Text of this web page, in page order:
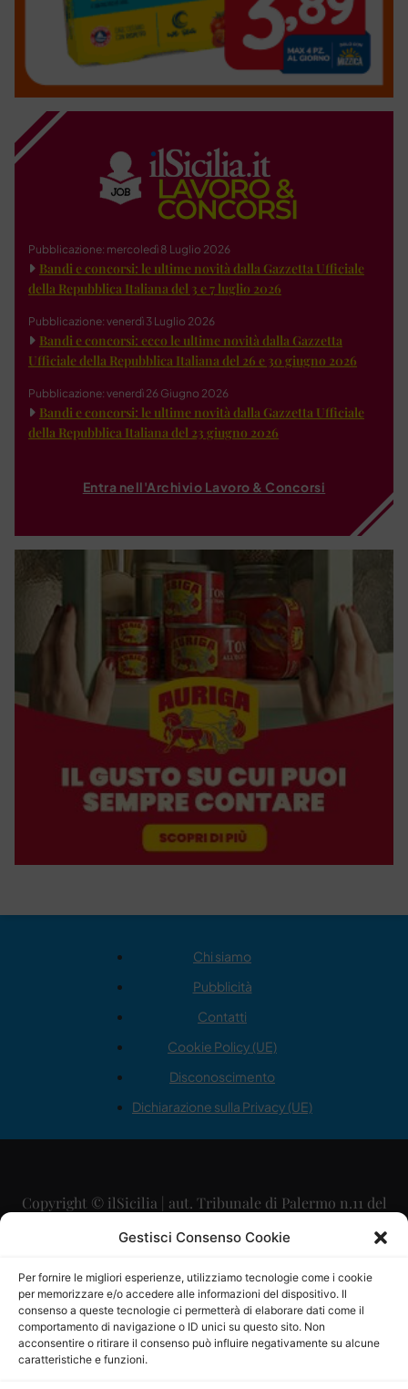
Gestisci Consenso Cookie
Per fornire le migliori esperienze, utilizziamo tecnologie come i cookie
per memorizzare e/o accedere alle informazioni del dispositivo. Il
consenso a queste tecnologie ci permetterà di elaborare dati come il
comportamento di navigazione o ID unici su questo sito. Non
acconsentire o ritirare il consenso può influire negativamente su alcune
caratteristiche e funzioni.
Pubblicazione: mercoledì 8 Luglio 2026
Bandi e concorsi: le ultime novità dalla Gazzetta Ufficiale
della Repubblica Italiana del 3 e 7 luglio 2026
Pubblicazione: venerdì 3 Luglio 2026
Bandi e concorsi: ecco le ultime novità dalla Gazzetta
Ufficiale della Repubblica Italiana del 26 e 30 giugno 2026
Pubblicazione: venerdì 26 Giugno 2026
Bandi e concorsi: le ultime novità dalla Gazzetta Ufficiale
della Repubblica Italiana del 23 giugno 2026
Entra nell'Archivio Lavoro & Concorsi
Chi siamo
Pubblicità
Contatti
Cookie Policy (UE)
Disconoscimento
Dichiarazione sulla Privacy (UE)
Copyright © ilSicilia | aut. Tribunale di Palermo n.11 del
29/09/2015
Direttore Editoriale: Maurizio Scaglione
Direttore Responsabile: Maria Calabrese